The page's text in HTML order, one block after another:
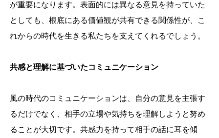
が重要になります。表面的には異なる意見を持っていた
としても、根底にある価値観が共有できる関係性が、こ
れからの時代を生きる私たちを支えてくれるでしょう。
共感と理解に基づいたコミュニケーション
風の時代のコミュニケーションは、自分の意見を主張す
るだけでなく、相手の立場や気持ちを理解しようと努め
ることが大切です。共感力を持って相手の話に耳を傾